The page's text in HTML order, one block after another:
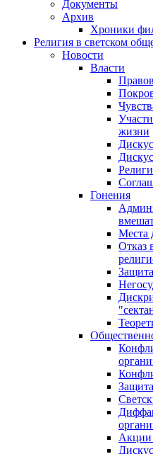
Документы
Архив
Хроники
Религия в светском
Новости
Власти
жизни
Гонения
Места
Отказ
Акции